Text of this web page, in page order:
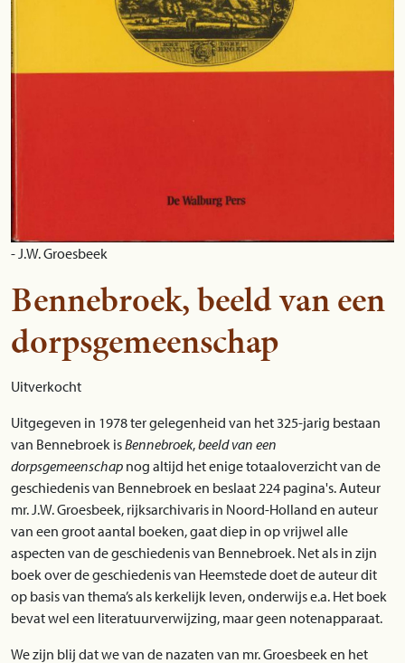
- J.W. Groesbeek
Bennebroek, beeld van een
dorpsgemeenschap
Uitverkocht
Uitgegeven in 1978 ter gelegenheid van het 325-jarig bestaan
van Bennebroek isBennebroek,beeld van een
dorpsgemeenschap nog altijd het enige totaaloverzicht van de
geschiedenis van Bennebroek en beslaat 224 pagina's. Auteur
mr. J.W. Groesbeek, rijksarchivaris in Noord-Holland en auteur
van een groot aantal boeken, gaat diep in op vrijwel alle
aspecten van de geschiedenis van Bennebroek. Net als in zijn
boek over de geschiedenis van Heemstede doet de auteur dit
op basis van thema’s als kerkelijk leven, onderwijs e.a. Het boek
bevat wel een literatuurverwijzing, maar geen notenapparaat.
We zijn blij dat we van de nazaten van mr. Groesbeek en het